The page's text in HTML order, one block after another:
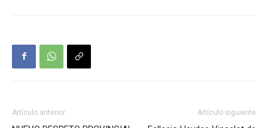
Artículo anterior Artículo siguiente